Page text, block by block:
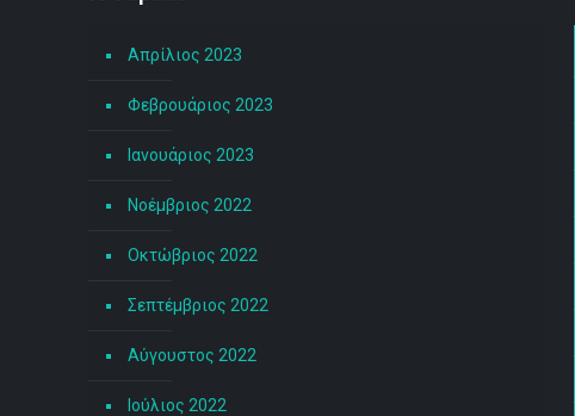
Απρίλιος 2023
Φεβρουάριος 2023
Ιανουάριος 2023
Νοέμβριος 2022
Οκτώβριος 2022
Σεπτέμβριος 2022
Αύγουστος 2022
Ιούλιος 2022